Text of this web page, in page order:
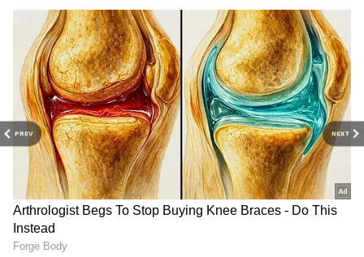
PREV NEXT
చేశారు. ముగ్గురిని అరెస్టు చేసి కోర్టులో హాజరుపరిచారు.
RECOMMENDED STORIES
హైద‌రాబాద్‌లోని సుచిత్ర స‌ర్కిల్‌కు